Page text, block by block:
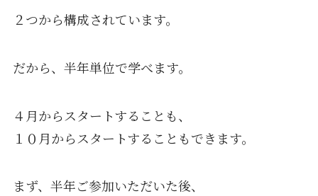
２つから構成されています。
だから、半年単位で学べます。
４月からスタートすることも、
１０月からスタートすることもできます。
まず、半年ご参加いただいた後、